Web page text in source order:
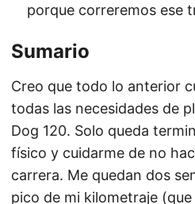
porque correremos ese
Sumario
Creo que todo lo anterior
todas las necesidades de
Dog 120. Solo queda
físico y cuidarme de no
carrera. Me quedan dos
pico de mi kilometraje